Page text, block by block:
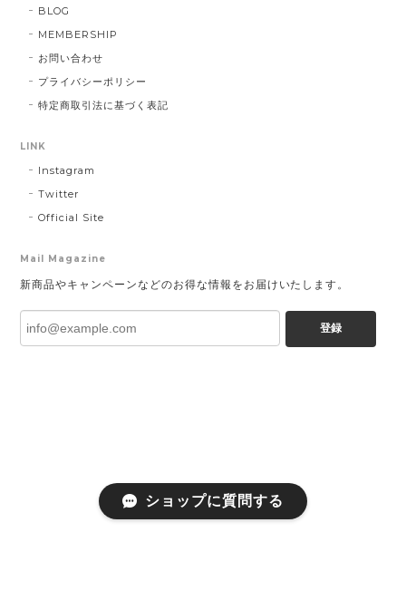
BLOG
MEMBERSHIP
お問い合わせ
プライバシーポリシー
特定商取引法に基づく表記
LINK
Instagram
Twitter
Official Site
Mail Magazine
新商品やキャンペーンなどのお得な情報をお届けいたします。
登録
ショップに質問する